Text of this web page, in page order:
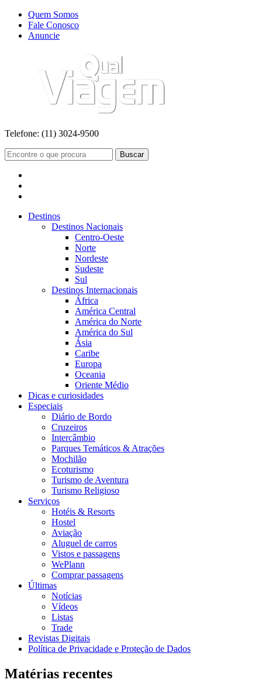
Quem Somos
Fale Conosco
Anuncie
Telefone: (11) 3024-9500
Buscar
Destinos
Destinos Nacionais
Centro-Oeste
Norte
Nordeste
Sudeste
Sul
Destinos Internacionais
África
América Central
América do Norte
América do Sul
Ásia
Caribe
Europa
Oceania
Oriente Médio
Dicas e curiosidades
Especiais
Diário de Bordo
Cruzeiros
Intercâmbio
Parques Temáticos & Atrações
Mochilão
Ecoturismo
Turismo de Aventura
Turismo Religioso
Serviços
Hotéis & Resorts
Hostel
Aviação
Aluguel de carros
Vistos e passagens
WePlann
Comprar passagens
Últimas
Notícias
Vídeos
Listas
Trade
Revistas Digitais
Política de Privacidade e Proteção de Dados
Matérias recentes